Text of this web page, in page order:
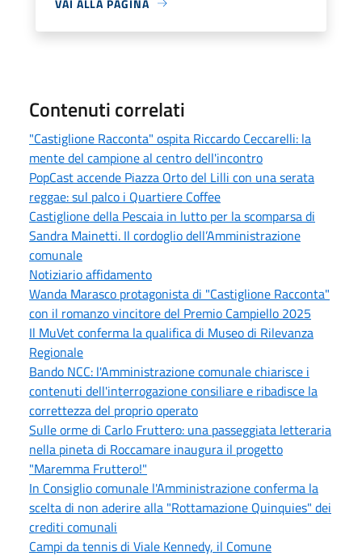
Contenuti correlati
"Castiglione Racconta" ospita Riccardo Ceccarelli: la
mente del campione al centro dell'incontro
PopCast accende Piazza Orto del Lilli con una serata
reggae: sul palco i Quartiere Coffee
Castiglione della Pescaia in lutto per la scomparsa di
Sandra Mainetti. Il cordoglio dell’Amministrazione
comunale
Notiziario affidamento
Wanda Marasco protagonista di "Castiglione Racconta"
con il romanzo vincitore del Premio Campiello 2025
Il MuVet conferma la qualifica di Museo di Rilevanza
Regionale
Bando NCC: l'Amministrazione comunale chiarisce i
contenuti dell'interrogazione consiliare e ribadisce la
correttezza del proprio operato
Sulle orme di Carlo Fruttero: una passeggiata letteraria
nella pineta di Roccamare inaugura il progetto
"Maremma Fruttero!"
In Consiglio comunale l'Amministrazione conferma la
scelta di non aderire alla "Rottamazione Quinquies" dei
crediti comunali
Campi da tennis di Viale Kennedy, il Comune